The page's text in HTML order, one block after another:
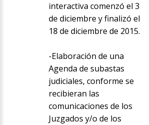
interactiva comenzó el 3
de diciembre y finalizó el
18 de diciembre de 2015.
-Elaboración de una
Agenda de subastas
judiciales, conforme se
recibieran las
comunicaciones de los
Juzgados y/o de los